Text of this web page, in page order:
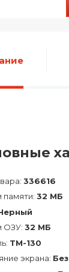
336616
32 МБ
ОЗУ: 32 МБ
TM-130
экрана: